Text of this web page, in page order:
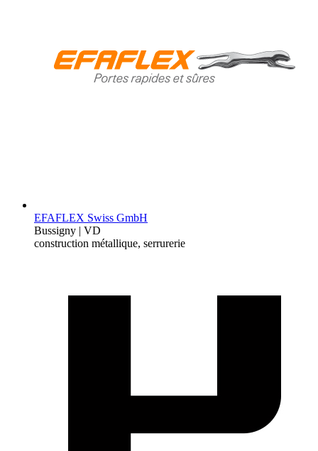
EFAFLEX Swiss GmbH
Bussigny | VD
construction métallique, serrurerie